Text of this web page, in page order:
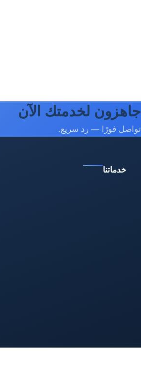
جاهزون لخدمتك الآن
تواصل فورًا — رد سريع.
خدماتنا